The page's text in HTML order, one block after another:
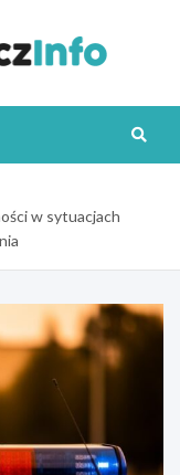
w sytuacjach